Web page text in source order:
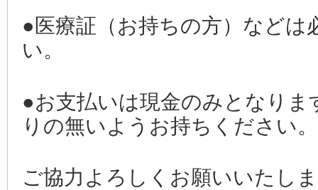
●医療証（お持ちの方）などは
い。
●お支払いは現金のみとなりま
りの無いようお持ちください。
ご協力よろしくお願いいたし